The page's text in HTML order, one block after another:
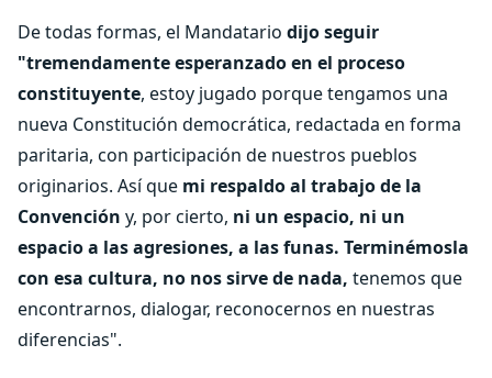
De todas formas, el Mandatario dijo seguir
"tremendamente esperanzado en el proceso
constituyente, estoy jugado porque tengamos una
nueva Constitución democrática, redactada en forma
paritaria, con participación de nuestros pueblos
originarios. Así que mi respaldo al trabajo de la
Convención y, por cierto, ni un espacio, ni un
espacio a las agresiones, a las funas. Terminémosla
con esa cultura, no nos sirve de nada, tenemos que
encontrarnos, dialogar, reconocernos en nuestras
diferencias".